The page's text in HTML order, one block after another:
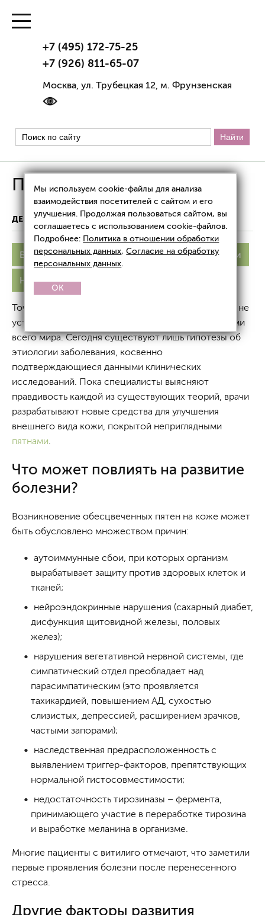
+7 (495) 172-75-25
+7 (926) 811-65-07
Москва, ул. Трубецкая 12, м. Фрунзенская
Причины витилиго
ДЕРМАТОЛОГИЯ ПРИЧИНЫ ВИТИЛИГО
Витилиго Причины Симптомы Стадии
На лице Лечение
Точные механизмы и причины
до сих пор не
установлены, поиски в этой сфере ведутся учеными
всего мира. Сегодня существуют лишь гипотезы об
этиологии заболевания, косвенно
подтверждающиеся данными клинических
исследований. Пока специалисты выясняют
правдивость каждой из существующих теорий, врачи
разрабатывают новые средства для улучшения
внешнего вида кожи, покрытой неприглядными
пятнами
Что может повлиять на развитие
болезни?
Возникновение обесцвеченных пятен на коже может
быть обусловлено множеством причин:
аутоиммунные сбои, при которых организм
вырабатывает защиту против здоровых клеток и
тканей;
нейроэндокринные нарушения (сахарный диабет,
дисфункция щитовидной железы, половых
желез);
нарушения вегетативной нервной системы, где
симпатический отдел преобладает над
парасимпатическим (это проявляется
тахикардией, повышением АД, сухостью
слизистых, депрессией, расширением зрачков,
частыми запорами);
наследственная предрасположенность с
выявлением триггер-факторов, препятствующих
нормальной гистосовместимости;
недостаточность тирозиназы – фермента,
принимающего участие в переработке тирозина
и выработке меланина в организме.
Многие пациенты с витилиго отмечают, что заметили
первые проявления болезни после перенесенного
стресса.
Другие факторы развития
Мы используем cookie-файлы для анализа
взаимодействия посетителей с сайтом и его
улучшения. Продолжая пользоваться сайтом, вы
соглашаетесь с использованием cookie-файлов.
Подробнее: Политика в отношении обработки
персональных данных,Согласие на обработку
персональных данных.
OK